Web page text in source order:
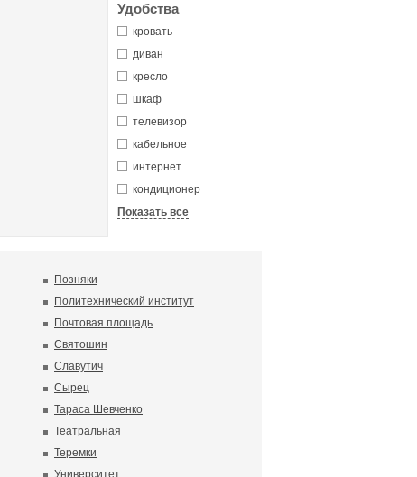
Удобства
кровать
диван
кресло
шкаф
телевизор
кабельное
интернет
кондиционер
Показать все
Позняки
Политехнический институт
Почтовая площадь
Святошин
Славутич
Сырец
Тараса Шевченко
Театральная
Теремки
Университет